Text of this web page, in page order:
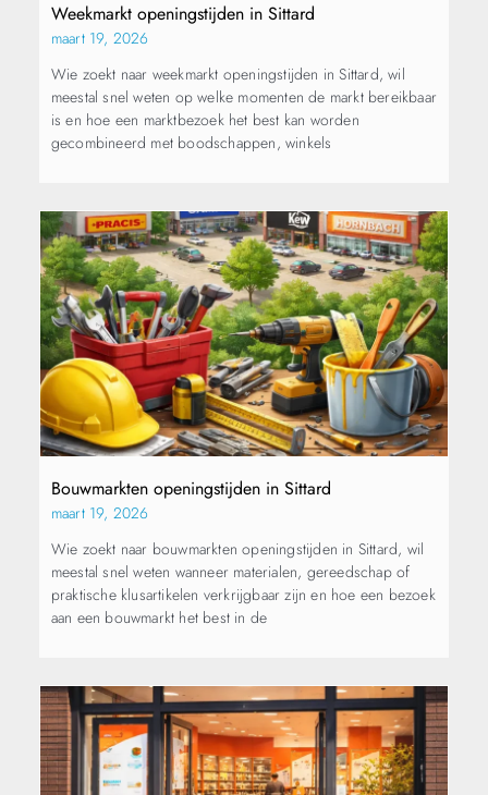
Weekmarkt openingstijden in Sittard
maart 19, 2026
Wie zoekt naar weekmarkt openingstijden in Sittard, wil
meestal snel weten op welke momenten de markt bereikbaar
is en hoe een marktbezoek het best kan worden
gecombineerd met boodschappen, winkels
Bouwmarkten openingstijden in Sittard
maart 19, 2026
Wie zoekt naar bouwmarkten openingstijden in Sittard, wil
meestal snel weten wanneer materialen, gereedschap of
praktische klusartikelen verkrijgbaar zijn en hoe een bezoek
aan een bouwmarkt het best in de